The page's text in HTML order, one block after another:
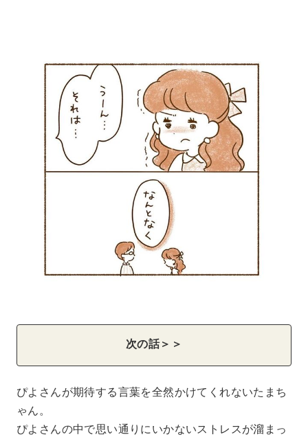
次の話＞＞
ぴよさんが期待する言葉を全然かけてくれないたまち
ゃん。
ぴよさんの中で思い通りにいかないストレスが溜まっ